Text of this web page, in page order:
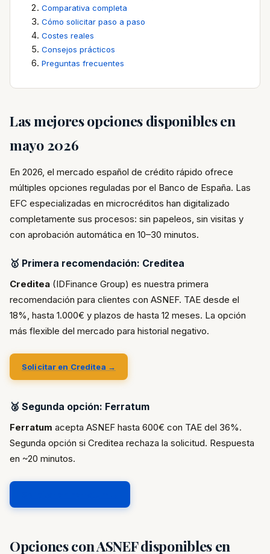
Comparativa completa
Cómo solicitar paso a paso
Costes reales
Consejos prácticos
Preguntas frecuentes
Las mejores opciones disponibles en
mayo 2026
En 2026, el mercado español de crédito rápido ofrece
múltiples opciones reguladas por el Banco de España. Las
EFC especializadas en microcréditos han digitalizado
completamente sus procesos: sin papeleos, sin visitas y
con aprobación automática en 10–30 minutos.
🥇 Primera recomendación: Creditea
Creditea (IDFinance Group) es nuestra primera
recomendación para clientes con ASNEF. TAE desde el
18%, hasta 1.000€ y plazos de hasta 12 meses. La opción
más flexible del mercado para historial negativo.
Solicitar en Creditea →
🥈 Segunda opción: Ferratum
Ferratum acepta ASNEF hasta 600€ con TAE del 36%.
Segunda opción si Creditea rechaza la solicitud. Respuesta
en ~20 minutos.
Opciones con ASNEF disponibles en